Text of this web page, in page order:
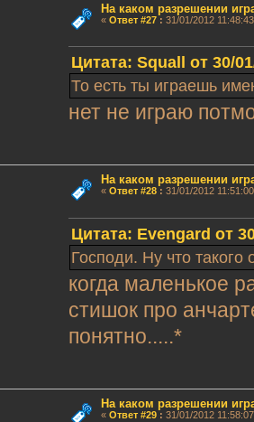
На каком разрешении
« Ответ #27: 31/01/2012
Цитата: Squall от 30/
То есть ты играешь
нет не играю
На каком разрешении
« Ответ #28: 31/01/2012
Цитата: Evengard от
Господи. Ну что
когда маленькое
стишок про
понятно.....*
На каком разрешении
« Ответ #29: 31/01/2012